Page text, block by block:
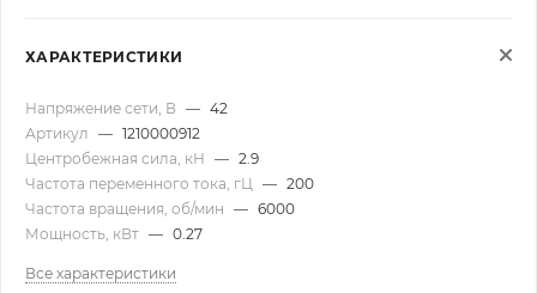
ХАРАКТЕРИСТИКИ
Напряжение сети, В — 42
Артикул — 1210000912
Центробежная сила, кН — 2.9
Частота переменного тока, гЦ — 200
Частота вращения, об/мин — 6000
Мощность, кВт — 0.27
Все характеристики